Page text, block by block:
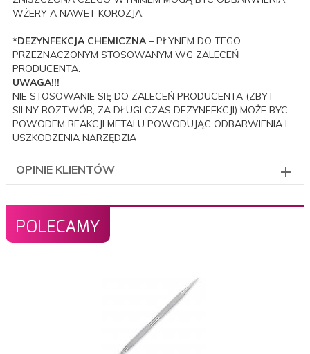
WŻERY A NAWET KOROZJA.
*DEZYNFEKCJA CHEMICZNA– PŁYNEM DO TEGO
PRZEZNACZONYM STOSOWANYM WG ZALECEŃ
PRODUCENTA.
UWAGA!!!
NIE STOSOWANIE SIĘ DO ZALECEŃ PRODUCENTA (ZBYT
SILNY ROZTWÓR, ZA DŁUGI CZAS DEZYNFEKCJI) MOŻE BYC
POWODEM REAKCJI METALU POWODUJĄC ODBARWIENIA I
USZKODZENIA NARZĘDZIA
OPINIE KLIENTÓW
POLECAMY